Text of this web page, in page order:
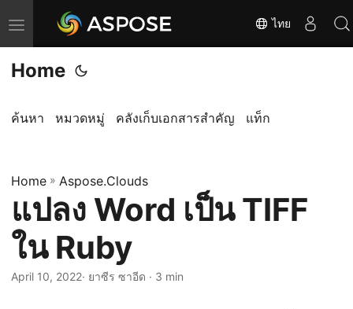
T
o
g
l
a
v
i
g
ไทย
Home
ค้นหา หมวดหมู่ คลังเก็บเอกสารสำคัญ แท็ก
Home » Aspose.Clouds
แปลง Word เป็น TIFF
ใน Ruby
April 10, 2022· ยาซีร ซาอีด · 3 min